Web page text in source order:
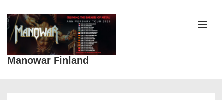
Siirry
pääsisältöön
Manowar Finland